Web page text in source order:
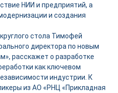
НИИ и предприятий, а
и создания
стола Тимофей
директора по новым
расскажет о разработке
как ключевом
индустрии. К
из АО «РНЦ «Прикладная